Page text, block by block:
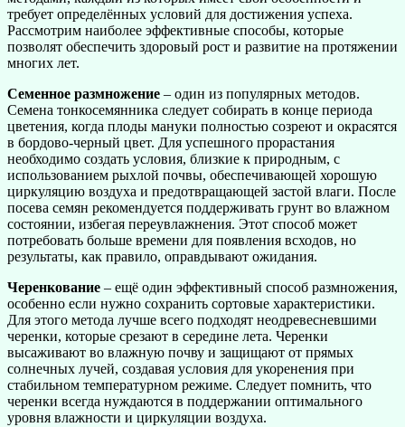
требует определённых условий для достижения успеха.
Рассмотрим наиболее эффективные способы, которые
позволят обеспечить здоровый рост и развитие на протяжении
многих лет.
Семенное размножение – один из популярных методов.
Семена тонкосемянника следует собирать в конце периода
цветения, когда плоды мануки полностью созреют и окрасятся
в бордово-черный цвет. Для успешного прорастания
необходимо создать условия, близкие к природным, с
использованием рыхлой почвы, обеспечивающей хорошую
циркуляцию воздуха и предотвращающей застой влаги. После
посева семян рекомендуется поддерживать грунт во влажном
состоянии, избегая переувлажнения. Этот способ может
потребовать больше времени для появления всходов, но
результаты, как правило, оправдывают ожидания.
Черенкование – ещё один эффективный способ размножения,
особенно если нужно сохранить сортовые характеристики.
Для этого метода лучше всего подходят неодревесневшими
черенки, которые срезают в середине лета. Черенки
высаживают во влажную почву и защищают от прямых
солнечных лучей, создавая условия для укоренения при
стабильном температурном режиме. Следует помнить, что
черенки всегда нуждаются в поддержании оптимального
уровня влажности и циркуляции воздуха.